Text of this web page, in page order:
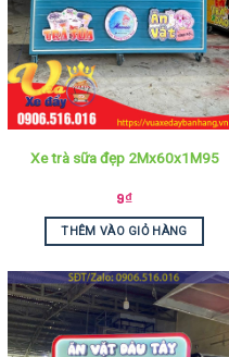
Xe trà sữa đẹp 2Mx60x1M95
9₫
THÊM VÀO GIỎ HÀNG